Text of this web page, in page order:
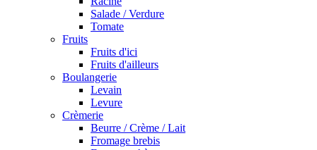
Salade / Verdure
Tomate
Fruits
Fruits d'ici
Fruits d'ailleurs
Boulangerie
Levain
Levure
Crèmerie
Beurre / Crème / Lait
Fromage brebis